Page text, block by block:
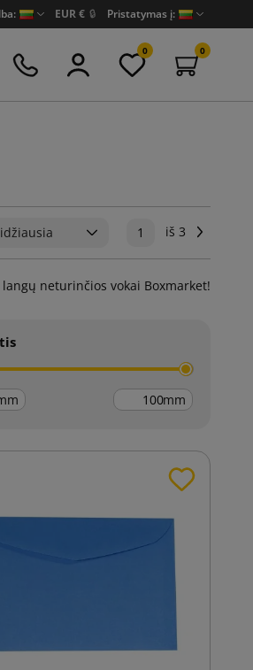
EUR € 🔒 Pristatymas į:
0 0
1 iš 3
neturinčios vokai Boxmarket!
mm